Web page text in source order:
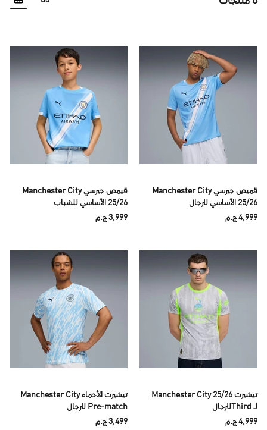
قميص جيرسي Manchester City
25/26 الأساسي للرجال
4,999 ج.م
قيمص جيرسي Manchester City
25/26 الأساسي للشباب
3,999 ج.م
تيشيرت Manchester City 25/26
Third Jللرجال
4,999 ج.م
تيشيرت الأحماء Manchester City
Pre-match للرجال
3,499 ج.م